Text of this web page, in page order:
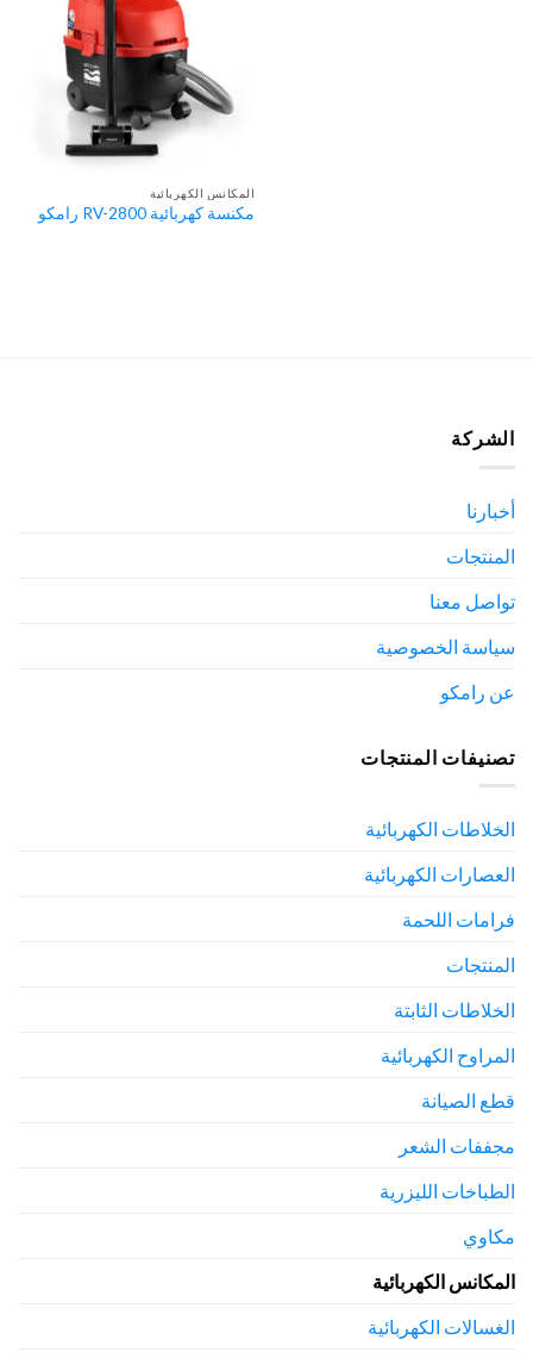
المكانس الكهربائية
مكنسة كهربائية RV-2800 رامكو
الشركة
أخبارنا
المنتجات
تواصل معنا
سياسة الخصوصية
عن رامكو
تصنيفات المنتجات
الخلاطات الكهربائية
العصارات الكهربائية
فرامات اللحمة
المنتجات
الخلاطات الثابتة
المراوح الكهربائية
قطع الصيانة
مجففات الشعر
الطباخات الليزرية
مكاوي
المكانس الكهربائية
الغسالات الكهربائية